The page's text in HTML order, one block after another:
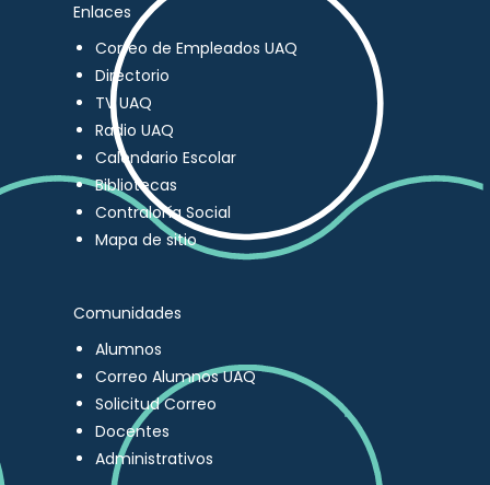
Enlaces
Correo de Empleados UAQ
Directorio
TV UAQ
Radio UAQ
Calendario Escolar
Bibliotecas
Contraloría Social
Mapa de sitio
Comunidades
Alumnos
Correo Alumnos UAQ
Solicitud Correo
Docentes
Administrativos